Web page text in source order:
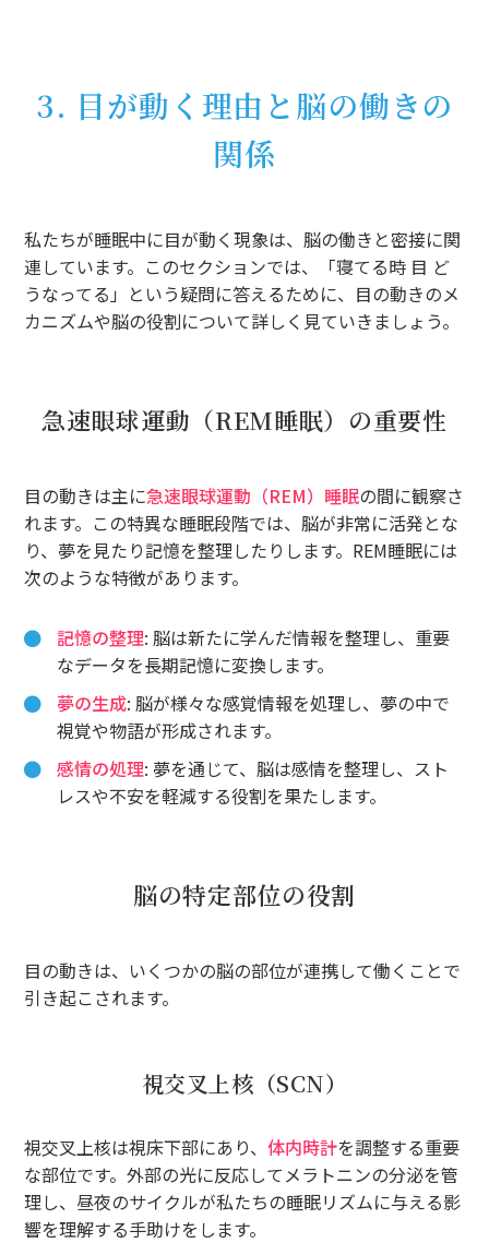
3. 目が動く理由と脳の働きの
関係
私たちが睡眠中に目が動く現象は、脳の働きと密接に関
連しています。このセクションでは、「寝てる時 目 ど
うなってる」という疑問に答えるために、目の動きのメ
カニズムや脳の役割について詳しく見ていきましょう。
急速眼球運動（REM睡眠）の重要性
目の動きは主に急速眼球運動（REM）睡眠の間に観察さ
れます。この特異な睡眠段階では、脳が非常に活発とな
り、夢を見たり記憶を整理したりします。REM睡眠には
次のような特徴があります。
記憶の整理: 脳は新たに学んだ情報を整理し、重要
なデータを長期記憶に変換します。
夢の生成: 脳が様々な感覚情報を処理し、夢の中で
視覚や物語が形成されます。
感情の処理: 夢を通じて、脳は感情を整理し、スト
レスや不安を軽減する役割を果たします。
脳の特定部位の役割
目の動きは、いくつかの脳の部位が連携して働くことで
引き起こされます。
視交叉上核（SCN）
視交叉上核は視床下部にあり、体内時計を調整する重要
な部位です。外部の光に反応してメラトニンの分泌を管
理し、昼夜のサイクルが私たちの睡眠リズムに与える影
響を理解する手助けをします。